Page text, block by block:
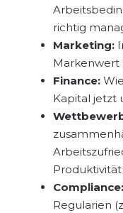
richtig
Marketing:
Markenwert
Finance:
Kapital jetzt
Compliance:
Regularien